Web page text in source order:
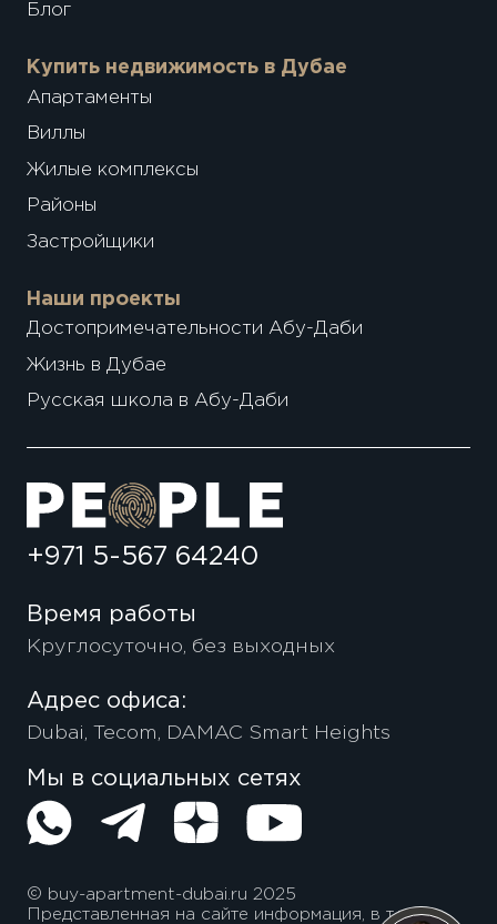
Блог
Купить недвижимость в Дубае
Апартаменты
Виллы
Жилые комплексы
Районы
Застройщики
Наши проекты
Достопримечательности Абу-Даби
Жизнь в Дубае
Русская школа в Абу-Даби
+971 5-567 64240
Время работы
Круглосуточно, без выходных
Адрес офиса:
Dubai, Tecom, DAMAC Smart Heights
Мы в социальных сетях
© buy-apartment-dubai.ru 2025
Представленная на сайте информация, в т.ч.